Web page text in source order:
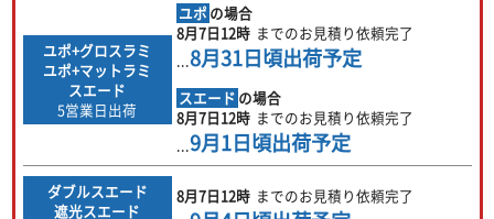
ユポ+グロスラミ
ユポ+マットラミ
スエード
5営業日出荷
ユポ の場合
8月7日12時 までのお見積り依頼完了
...8月31日頃出荷予定
スエード の場合
8月7日12時 までのお見積り依頼完了
...9月1日頃出荷予定
ダブルスエード
遮光スエード
8月7日12時 までのお見積り依頼完了